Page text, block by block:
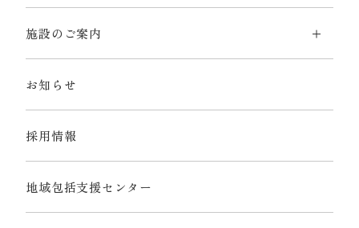
施設のご案内
お知らせ
採用情報
地域包括支援センター